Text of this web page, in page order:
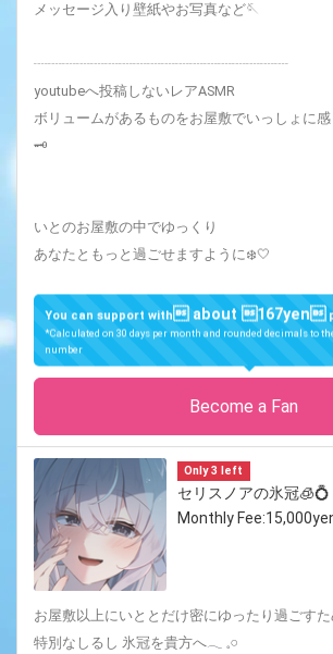
メッセージ入り壁紙やお写真など🪡
┈┈┈┈┈┈┈┈┈┈┈┈┈┈┈┈┈┈
youtubeへ投稿しないレアASMR
ボリュームがあるものをお屋敷でいっしょに
🗝
いとのお屋敷の中でゆっくり
あなたともっと過ごせますように❄️‎🤍
You can support with about 167yen
*Calculated on 30 days per month and rounded decimals to
number
Become a Fan
Only 3 left
セリスノアの氷冠🧊💍
Monthly
お屋敷以上にいととだけ密にゆったり過ごす
特別なしるし 氷冠を貴方へ‪𓂃 𓈒𓏸